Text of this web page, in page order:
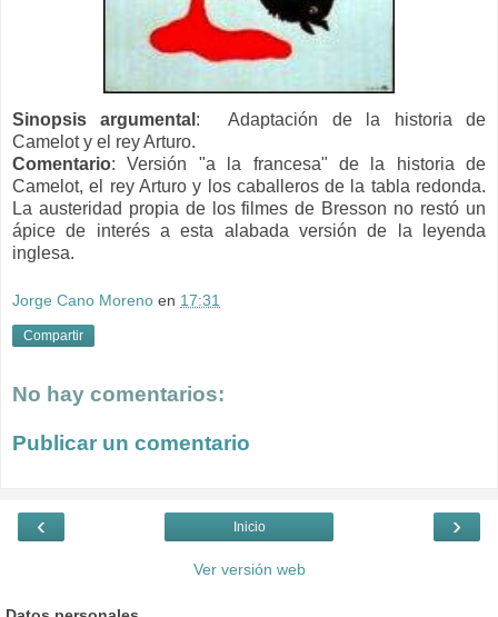
Sinopsis argumental : Adaptación de la historia de
Camelot y el rey Arturo.
Comentario: Versión "a la francesa" de la historia de
Camelot, el rey Arturo y los caballeros de la tabla redonda.
La austeridad propia de los filmes de Bresson no restó un
ápice de interés a esta alabada versión de la leyenda
inglesa.
Jorge Cano Moreno en 17:31
Compartir
No hay comentarios:
Publicar un comentario
‹ ›
Inicio
Ver versión web